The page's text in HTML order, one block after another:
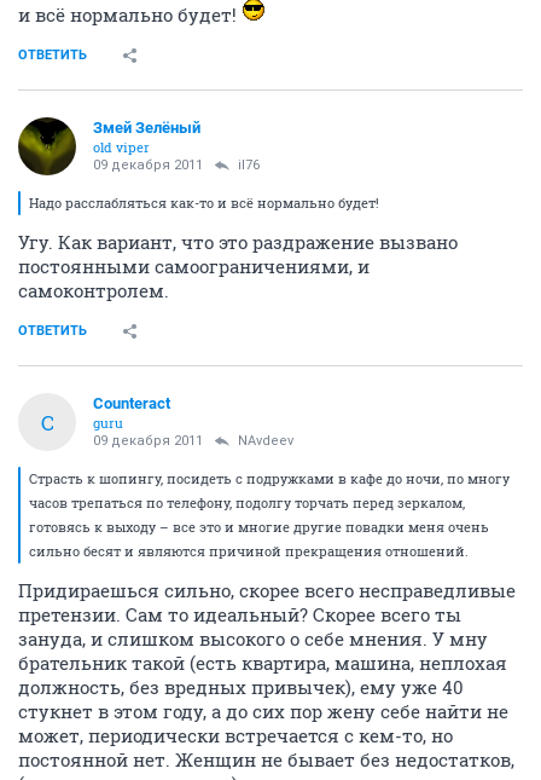
и всё нормально будет!
ОТВЕТИТЬ
Змей Зелёный
old viper
09 декабря 2011 il76
Надо расслабляться как-то и всё нормально будет!
Угу. Как вариант, что это раздражение вызвано
постоянными самоограничениями, и
самоконтролем.
ОТВЕТИТЬ
C
Counteract
guru
09 декабря 2011 NAvdeev
Страсть к шопингу, посидеть с подружками в кафе до ночи, по многу
часов трепаться по телефону, подолгу торчать перед зеркалом,
готовясь к выходу – все это и многие другие повадки меня очень
сильно бесят и являются причиной прекращения отношений.
Придираешься сильно, скорее всего несправедливые
претензии. Сам то идеальный? Скорее всего ты
зануда, и слишком высокого о себе мнения. У мну
брательник такой (есть квартира, машина, неплохая
должность, без вредных привычек), ему уже 40
стукнет в этом году, а до сих пор жену себе найти не
может, периодически встречается с кем-то, но
постоянной нет. Женщин не бывает без недостатков,